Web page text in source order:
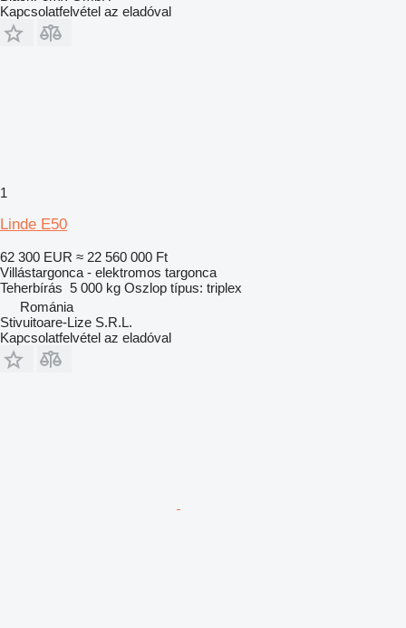
Kapcsolatfelvétel az eladóval
1
Linde E50
62 300 EUR ≈ 22 560 000 Ft
Villástargonca - elektromos targonca
Teherbírás 5 000 kg Oszlop típus: triplex
Románia
Stivuitoare-Lize S.R.L.
Kapcsolatfelvétel az eladóval